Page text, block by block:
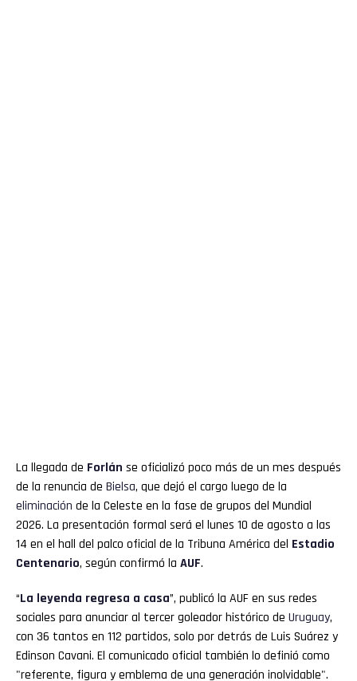
La llegada de Forlán se oficializó poco más de un mes después
de la renuncia de Bielsa, que dejó el cargo luego de la
eliminación de la Celeste en la fase de grupos del Mundial
2026. La presentación formal será el lunes 10 de agosto a las
14 en el hall del palco oficial de la Tribuna América del Estadio
Centenario, según confirmó la AUF.
“La leyenda regresa a casa”, publicó la AUF en sus redes
sociales para anunciar al tercer goleador histórico de Uruguay,
con 36 tantos en 112 partidos, solo por detrás de Luis Suárez y
Edinson Cavani. El comunicado oficial también lo definió como
"referente, figura y emblema de una generación inolvidable".